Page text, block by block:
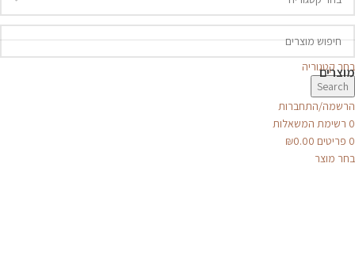
בחר קטגוריה
Search
הרשמה/התחברות
0 רשימת המשאלות
0 פריטים ₪0.00
בחר מוצר
מוצרים